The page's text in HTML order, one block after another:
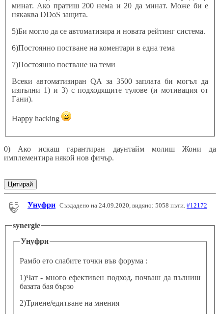
минат. Ако пратиш 200 нема и 20 да минат. Може би е
някаква DDoS защита.
5)Би могло да се автоматизира и новата рейтинг система.
6)Постоянно постване на коментари в една тема
7)Постоянно постване на теми
Всеки автоматизиран QA за 3500 заплата би могъл да
изпълни 1) и 3) с подходящите тулове (и мотивация от
Гани).
Happy hacking
0) Ако искаш гарантиран даунтайм молиш Жони да
имплементира някой нов фичър.
Цитирай
Унуфри Създадено на 24.09.2020, видяно: 5058 пъти. #12172
synergie
Унуфри
Рамбо ето слабите точки във форума :
1)Чат - много ефективен подход, почваш да пълниш
базата бая бързо
2)Триене/едитване на мнения